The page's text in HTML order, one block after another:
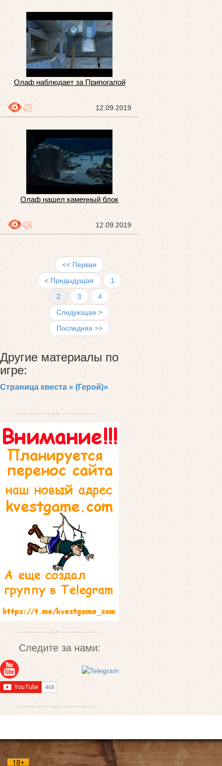
Олаф наблюдает за Припогалой
12.09.2019
473
Олаф нашел каменный блок
12.09.2019
434
<< Первая
< Предыдущая
1
2
3
4
Следующая >
Последняя >>
Другие материалы по
игре:
Страница квеста « (Герой)»
Следите за нами: